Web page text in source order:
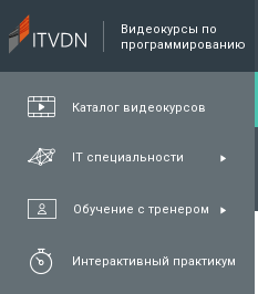
Видеокурсы по
программированию
Каталог видеокурсов
IT специальности
Обучение с тренером
Интерактивный практикум
FullStack